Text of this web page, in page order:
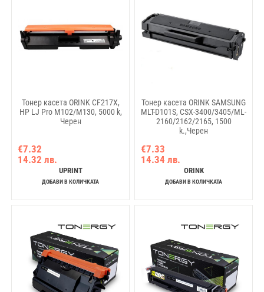
Тонер касета ORINK CF217X,
HP LJ Pro M102/M130, 5000 k,
Черен
€7.32
14.32 лв.
UPRINT
ДОБАВИ В КОЛИЧКАТА
Тонер касета ORINK SAMSUNG
MLT-D101S, CSX-3400/3405/ML-
2160/2162/2165, 1500
k.,Черен
€7.33
14.34 лв.
ORINK
ДОБАВИ В КОЛИЧКАТА